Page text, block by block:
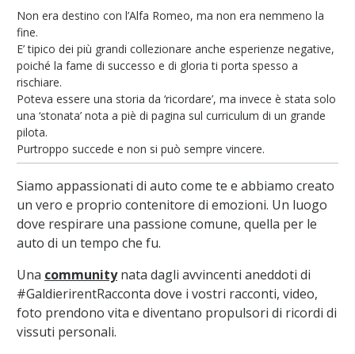
Non era destino con l’Alfa Romeo, ma non era nemmeno la
fine.
E’ tipico dei più grandi collezionare anche esperienze negative,
poiché la fame di successo e di gloria ti porta spesso a
rischiare.
Poteva essere una storia da ‘ricordare’, ma invece è stata solo
una ‘stonata’ nota a piè di pagina sul curriculum di un grande
pilota.
Purtroppo succede e non si può sempre vincere.
Siamo appassionati di auto come te e abbiamo creato
un vero e proprio contenitore di emozioni. Un luogo
dove respirare una passione comune, quella per le
auto di un tempo che fu.
Una communitynata dagli avvincenti aneddoti di
#GaldierirentRacconta dove i vostri racconti, video,
foto prendono vita e diventano propulsori di ricordi di
vissuti personali.